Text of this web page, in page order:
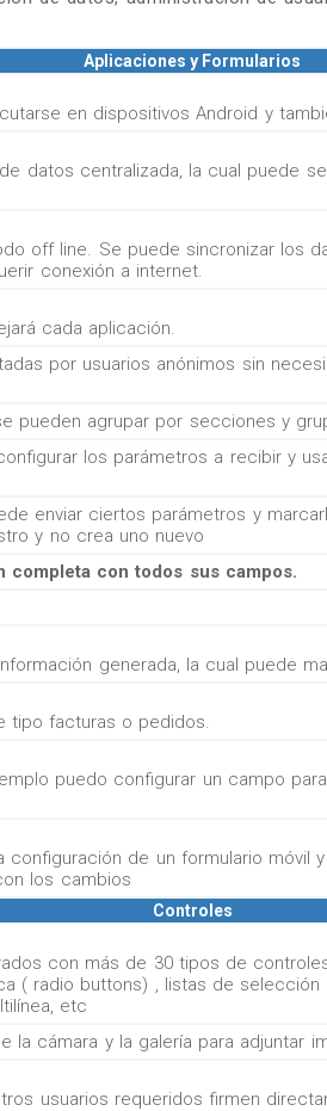
Aplicaciones y Formularios
en dispositivos Android y
datos centralizada, la cual puede
off line. Se puede sincronizar los
conexión a internet.
cada aplicación.
por usuarios anónimos sin
pueden agrupar por secciones y
los parámetros a recibir y
enviar ciertos parámetros y
y no crea uno nuevo
completa con todos sus campos.
generada, la cual puede
tipo facturas o pedidos.
puedo configurar un campo
de un formulario móvil
los cambios
Controles
con más de 30 tipos de
( radio buttons) , listas de
etc
cámara y la galería para adjuntar
usuarios requeridos firmen